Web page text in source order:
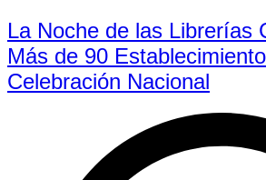
La Noche de las Librerías
Más de 90
Celebración Nacional